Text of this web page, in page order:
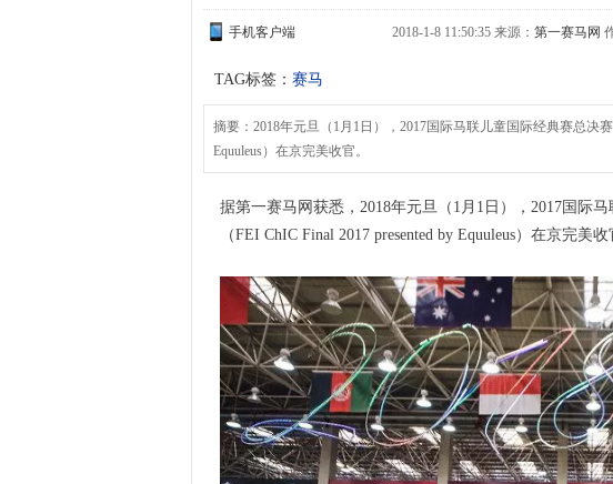
手机客户端 2018-1-8 11:50:35 来源： 第一赛马网
TAG标签： 赛马
摘要：2018年元旦（1月1日），2017国际马联儿童国际经典赛总决
Equuleus）在京完美收官。
据第一赛马网获悉，2018年元旦（1月1日），2017国际
（FEI ChIC Final 2017 presented by Equuleus）在京完美收